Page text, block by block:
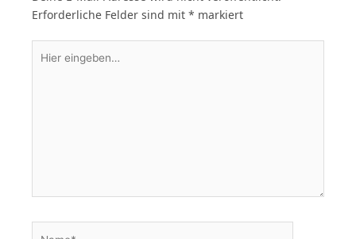
Erforderliche Felder sind mit * markiert
eingeben…